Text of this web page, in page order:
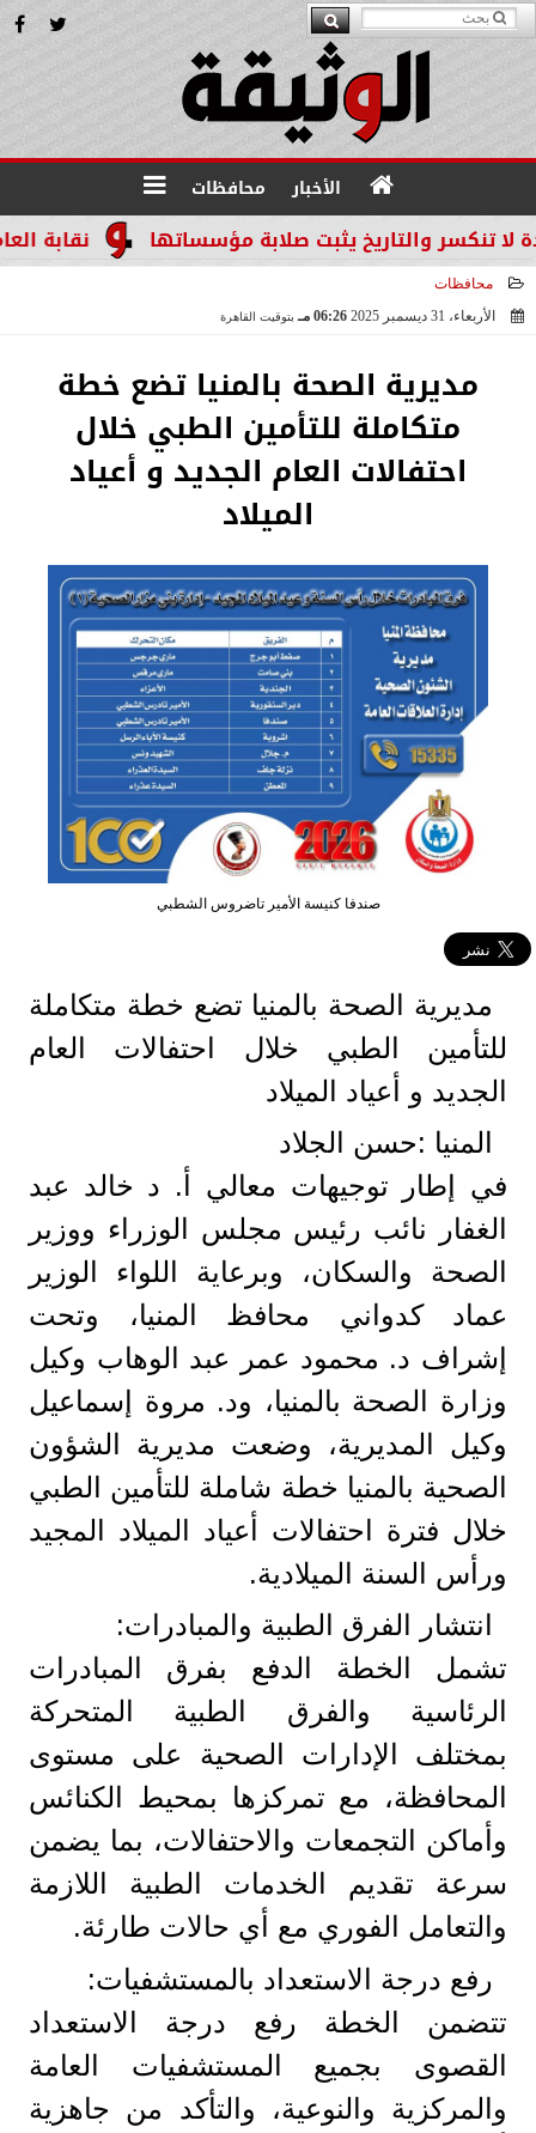
الأخبار محافظات
نقابة العاملين يثبت صلابة مؤسساتها
محافظات
الأربعاء، 31 ديسمبر 2025
06:26 مـ بتوقيت القاهرة
مديرية الصحة بالمنيا تضع خطة
متكاملة للتأمين الطبي خلال
احتفالات العام الجديد و أعياد
الميلاد
صندفا كنيسة الأمير تاضروس الشطبي
مديرية الصحة بالمنيا تضع خطة متكاملة
للتأمين الطبي خلال احتفالات العام
الجديد و أعياد الميلاد
المنيا :حسن الجلاد
في إطار توجيهات معالي أ. د خالد عبد
الغفار نائب رئيس مجلس الوزراء ووزير
الصحة والسكان، وبرعاية اللواء الوزير
عماد كدواني محافظ المنيا، وتحت
إشراف د. محمود عمر عبد الوهاب وكيل
وزارة الصحة بالمنيا، ود. مروة إسماعيل
وكيل المديرية، وضعت مديرية الشؤون
الصحية بالمنيا خطة شاملة للتأمين الطبي
خلال فترة احتفالات أعياد الميلاد المجيد
ورأس السنة الميلادية.
انتشار الفرق الطبية والمبادرات:
تشمل الخطة الدفع بفرق المبادرات
الرئاسية والفرق الطبية المتحركة
بمختلف الإدارات الصحية على مستوى
المحافظة، مع تمركزها بمحيط الكنائس
وأماكن التجمعات والاحتفالات، بما يضمن
سرعة تقديم الخدمات الطبية اللازمة
والتعامل الفوري مع أي حالات طارئة.
رفع درجة الاستعداد بالمستشفيات:
تتضمن الخطة رفع درجة الاستعداد
القصوى بجميع المستشفيات العامة
والمركزية والنوعية، والتأكد من جاهزية